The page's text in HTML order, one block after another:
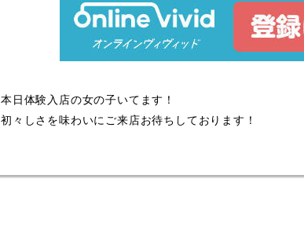
本日体験入店の女の子いてます！
初々しさを味わいにご来店お待ちしております！